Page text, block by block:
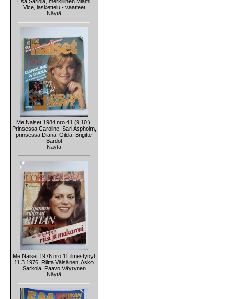
Vice, laskettelu - vaatteet
Näytä
Me Naiset 1984 nro 41 (9.10.),
Prinsessa Caroline, Sari Aspholm,
prinsessa Diana, Gilda, Brigitte
Bardot
Näytä
Me Naiset 1976 nro 11 ilmestynyt
11.3.1976, Riitta Väisänen, Asko
Sarkola, Paavo Väyrynen
Näytä